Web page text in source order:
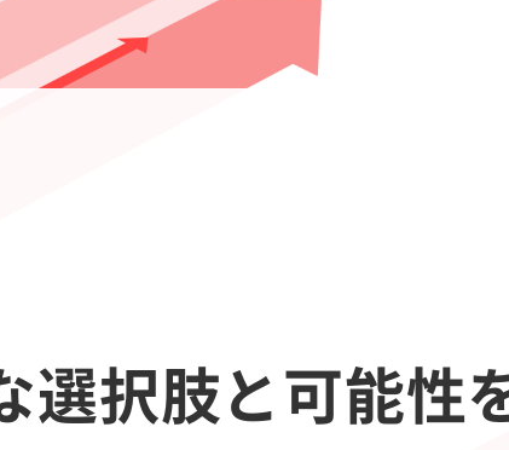
選択肢と可能性